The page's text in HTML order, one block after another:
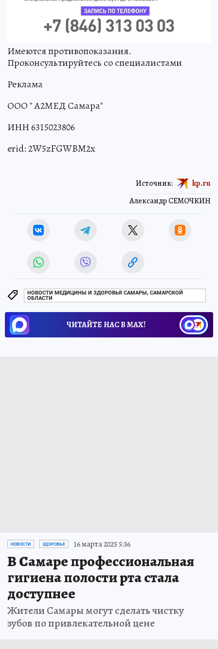
Имеются противопоказания.
Проконсультируйтесь со специалистами
Реклама
ООО " А2МЕД Самара"
ИНН 6315023806
erid: 2W5zFGWBM2x
Александр СЕМОЧКИН
Источник: kp.ru
НОВОСТИ МЕДИЦИНЫ И ЗДОРОВЬЯ САМАРЫ, САМАРСКОЙ
ОБЛАСТИ
ЧИТАЙТЕ НАС В МАХ!
НОВОСТИ ЗДОРОВЬЕ 16 марта 2025 5:36
В Самаре профессиональная
гигиена полости рта стала
доступнее
Жители Самары могут сделать чистку
зубов по привлекательной цене